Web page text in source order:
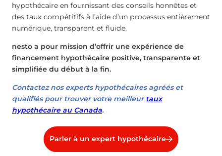
hypothécaire en fournissant des conseils honnêtes et
des taux compétitifs à l’aide d’un processus entièrement
numérique, transparent et fluide.
nesto a pour mission d’offrir une expérience de
financement hypothécaire positive, transparente et
simplifiée du début à la fin.
Contactez nos experts hypothécaires agréés et
qualifiés pour trouver votre meilleurtaux
hypothécaire au Canada.
Parler à un expert hypothécaire